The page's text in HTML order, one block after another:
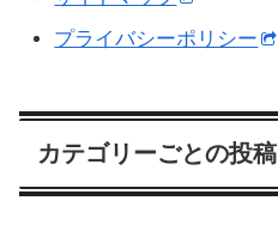
プライバシーポリシー
カテゴリーごとの投稿